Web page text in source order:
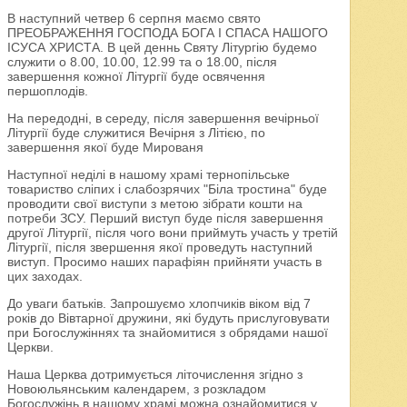
В наступний четвер 6 серпня маємо свято
ПРЕОБРАЖЕННЯ ГОСПОДА БОГА І СПАСА НАШОГО
ІСУСА ХРИСТА. В цей деннь Святу Літургію будемо
служити о 8.00, 10.00, 12.99 та о 18.00, після
завершення кожної Літургії буде освячення
першоплодів.
На передодні, в середу, після завершення вечірньої
Літургії буде служитися Вечірня з Літією, по
завершення якої буде Мированя
Наступної неділі в нашому храмі тернопільське
товариство сліпих і слабозрячих "Біла тростина" буде
проводити свої виступи з метою зібрати кошти на
потреби ЗСУ. Перший виступ буде після завершення
другої Літургії, після чого вони приймуть участь у третій
Літургії, після звершення якої проведуть наступний
виступ. Просимо наших парафіян прийняти участь в
цих заходах.
До уваги батьків. Запрошуємо хлопчиків віком від 7
років до Вівтарної дружини, які будуть прислуговувати
при Богослужіннях та знайомитися з обрядами нашої
Церкви.
Наша Церква дотримується літочислення згідно з
Новоюльянським календарем, з розкладом
Богослужінь в нашому храмі можна ознайомитися у